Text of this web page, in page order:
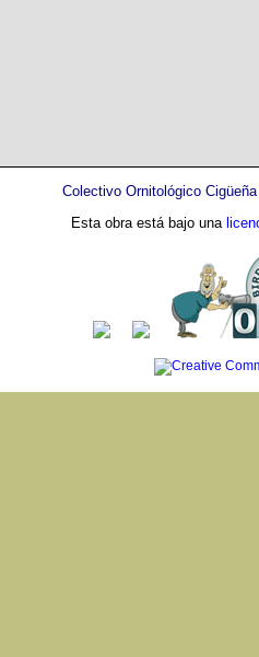
Colectivo Ornitológico Cigüeña
Esta obra está bajo una